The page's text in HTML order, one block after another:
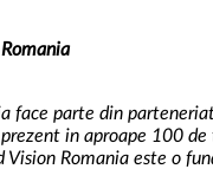
face parte din
in aproape 100
Romania este o